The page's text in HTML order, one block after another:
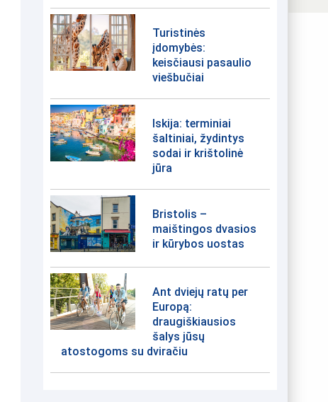
Turistinės
įdomybės:
keisčiausi pasaulio
viešbučiai
Iskija: terminiai
šaltiniai, žydintys
sodai ir krištolinė
jūra
Bristolis –
maištingos dvasios
ir kūrybos uostas
Ant dviejų ratų per
Europą:
draugiškiausios
šalys jūsų
atostogoms su dviračiu